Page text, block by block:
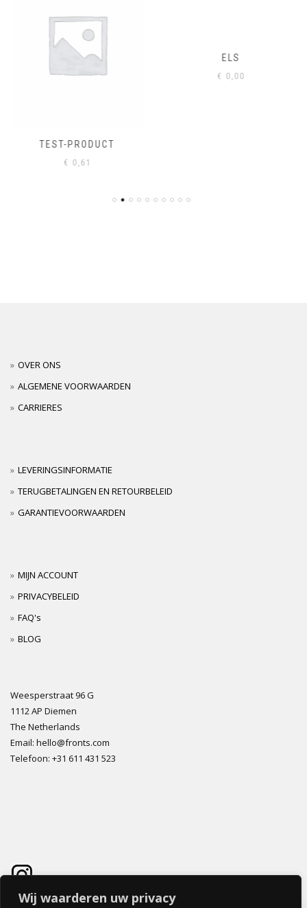
Wij waarderen uw privacy
TEST-PRODUCT
€ 0,61
ELS
€ 0,00
OVER ONS
ALGEMENE VOORWAARDEN
CARRIERES
LEVERINGSINFORMATIE
TERUGBETALINGEN EN RETOURBELEID
GARANTIEVOORWAARDEN
MIJN ACCOUNT
PRIVACYBELEID
FAQ's
BLOG
Weesperstraat 96 G
1112 AP Diemen
The Netherlands
Email: hello@fronts.com
Telefoon: +31 611 431 523